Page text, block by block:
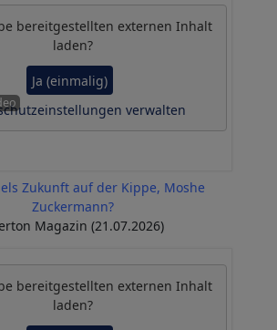
bereitgestellten externen Inhalt
laden?
Ja (einmalig)
verwalten
Zukunft auf der Kippe, Moshe
Zuckermann?
Magazin (21.07.2026)
bereitgestellten externen Inhalt
laden?